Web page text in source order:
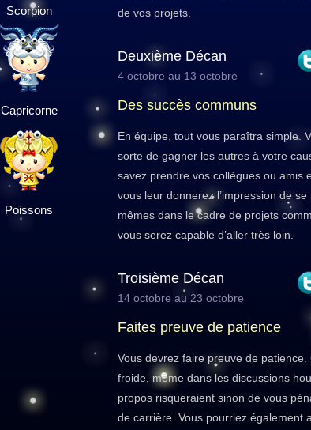
Scorpion
Capricorne
Poissons
de vos projets.
Deuxième Décan
4 octobre au 13 octobre
Des succès communs
En équipe, tout vous paraîtra simple.
sorte de gagner les autres à votre
savez prendre vos collègues ou amis
vous leur donnerez l’impression de se
mêmes dans le cadre de projets
vous serez capable d’aller très loin.
Troisième Décan
14 octobre au 23 octobre
Faites preuve de patience
Vous devrez faire preuve de patience.
froide, même dans les discussions
propos risqueraient sinon de vous
de carrière. Vous pourriez également